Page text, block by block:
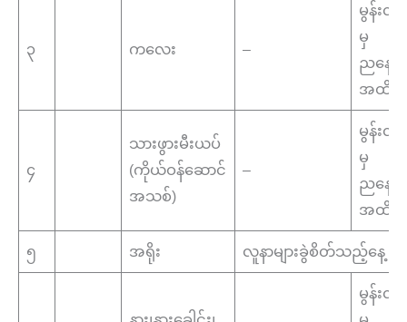
၃ ကလေး –
မွန်းလွဲ(
မှ
ညနေ(၄
အထိ
၄
သားဖွားမီးယပ်
(ကိုယ်ဝန်ဆောင်
အသစ်)
–
မွန်းလွဲ(
မှ
ညနေ(၄
အထိ
၅ အရိုး လူနာများခွဲစိတ်သည့်နေ့
မွန်းလွဲ(